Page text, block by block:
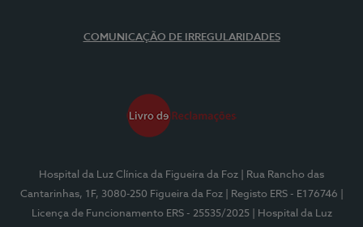
COMUNICAÇÃO DE IRREGULARIDADES
Hospital da Luz Clínica da Figueira da Foz
| Rua Rancho das
Cantarinhas, 1F, 3080-250 Figueira da Foz
| Registo ERS - E176746
Licença de Funcionamento ERS - 25535/2025
| Hospital da Luz